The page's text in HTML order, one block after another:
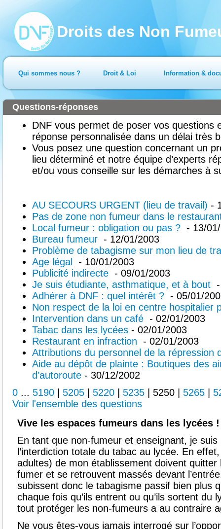
Droits des Non
Qui sommes nous ? Droit & Loi Information &
DNF vous permet de poser vos questions
réponse personnalisée dans un délai très
Vous posez une question concernant un
lieu déterminé et notre équipe d’experts
et/ou vous conseille sur les démarches à
Questions-réponses
AU SECOURS URGENT (lieu de travail) -
Pas de zone non fumeur dans le
Local fumeur : obligation ou pas ? - 13/
Bureau fumeur - 12/01/2003
Problème de tabagisme sur mon lieu de
Age légal
- 10/01/2003
Publicité indirecte - 09/01/2003
Je suis étudiante, asthmatique, et à bout
Adhérer à DNF : quel intérêt ? - 05/01/
Non respect de la loi en centre hospitalier
Intervention dans un café - 02/01/2003
Tabac dans les lycées - 02/01/2003
Restaurant en infraction - 02/01/2003
Attributions du personnel de la répression
Aide au dépôt de plainte : Boutiques des
d’autoroute - 30/12/2002
0 ... 5190 5205 5220 5235 5250 5265
Voir l'ensemble des questions
Vive les espaces fumeurs dans les lycées
En tant que non-fumeur et enseignant, je
l’interdiction totale du tabac au lycée. En
adultes) de mon établissement doivent quitter
fumer et se retrouvent massés devant
subissent donc le tabagisme passif bien plus
chaque fois qu’ils entrent ou qu’ils sortent du
tout protéger les non-fumeurs a au contraire
Ne vous êtes-vous jamais interrogé sur